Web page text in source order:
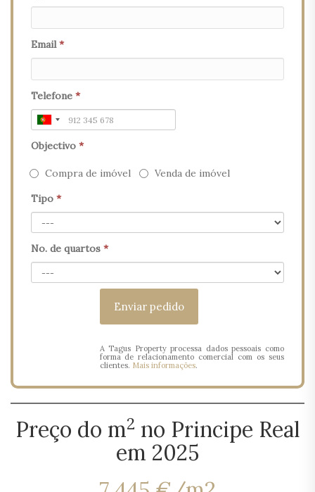
Email*
Telefone *
Objectivo *
Compra de imóvel
Venda de imóvel
Tipo *
No. de quartos *
A Tagus Property processa dados pessoais como
forma de relacionamento comercial com os seus
clientes. Mais informações.
Preço do m2 no Principe Real
em 2025